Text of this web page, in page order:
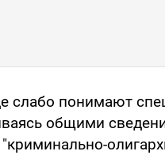
слабо понимают
общими
"криминально-